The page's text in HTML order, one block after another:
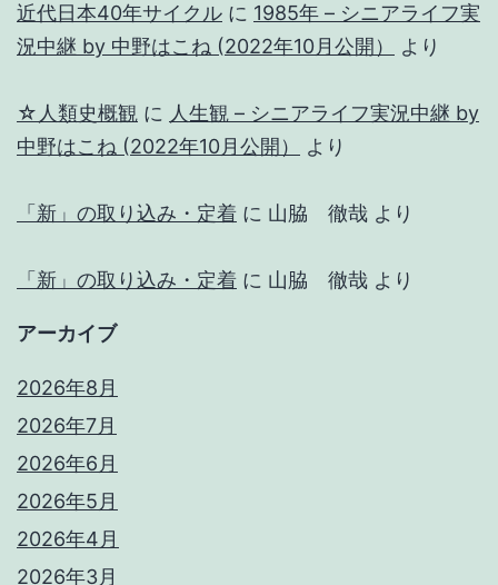
近代日本40年サイクル に 1985年 – シニアライフ実
況中継 by 中野はこね (2022年10月公開）
より
☆人類史概観 に 人生観 – シニアライフ実況中継 by
中野はこね (2022年10月公開）
より
「新」の取り込み・定着 に 山脇 徹哉 より
「新」の取り込み・定着 に 山脇 徹哉 より
アーカイブ
2026年8月
2026年7月
2026年6月
2026年5月
2026年4月
2026年3月